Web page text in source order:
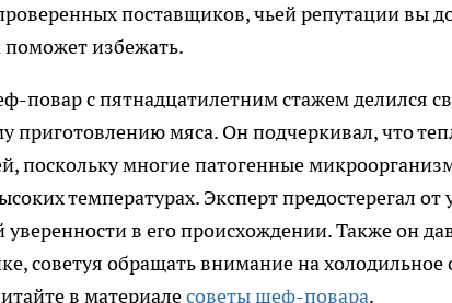
поставщиков, чьей репутации вы
поможет избежать.
повар с пятнадцатилетним стажем делился
приготовлению мяса. Он подчеркивал, что
поскольку многие патогенные
температурах. Эксперт предостерегал от
в его происхождении. Также он
советуя обращать внимание на холодильное
в материалесоветы шеф-повара.